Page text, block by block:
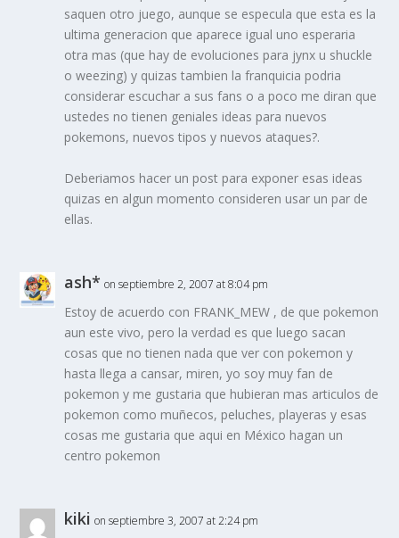
saquen otro juego, aunque se especula que esta es la
ultima generacion que aparece igual uno esperaria
otra mas (que hay de evoluciones para jynx u shuckle
o weezing) y quizas tambien la franquicia podria
considerar escuchar a sus fans o a poco me diran que
ustedes no tienen geniales ideas para nuevos
pokemons, nuevos tipos y nuevos ataques?.
Deberiamos hacer un post para exponer esas ideas
quizas en algun momento consideren usar un par de
ellas.
ash* on septiembre 2, 2007 at 8:04 pm
Estoy de acuerdo con FRANK_MEW , de que pokemon
aun este vivo, pero la verdad es que luego sacan
cosas que no tienen nada que ver con pokemon y
hasta llega a cansar, miren, yo soy muy fan de
pokemon y me gustaria que hubieran mas articulos de
pokemon como muñecos, peluches, playeras y esas
cosas me gustaria que aqui en México hagan un
centro pokemon
kiki on septiembre 3, 2007 at 2:24 pm